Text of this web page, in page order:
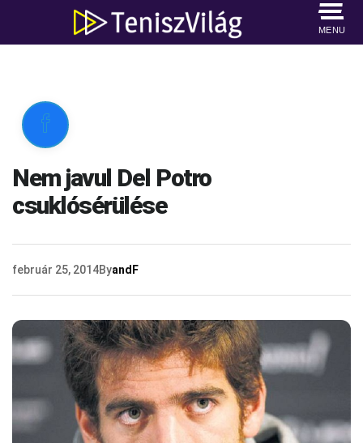
MENU

Nem javul Del Potro
csuklósérülése
február 25, 2014ByandF